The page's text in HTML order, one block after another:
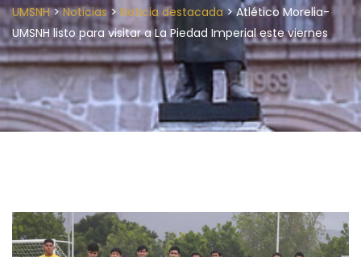
UMSNH>Noticias> Noticia destacada>Atlético Morelia-
UMSNH listo para visitar a La Piedad Imperial este viernes